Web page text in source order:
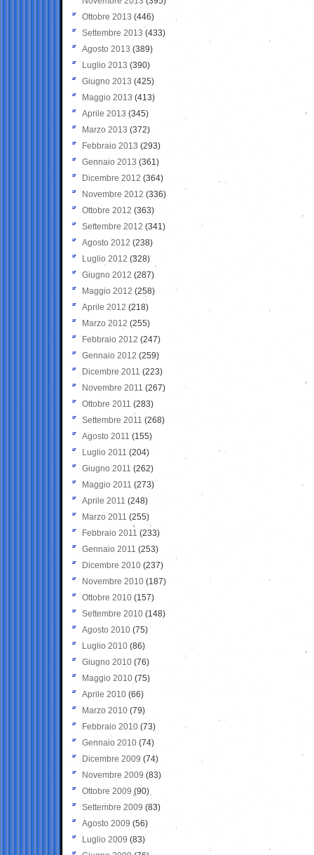
Ottobre 2013 (446)
Settembre 2013 (433)
Agosto 2013 (389)
Luglio 2013 (390)
Giugno 2013 (425)
Maggio 2013 (413)
Aprile 2013 (345)
Marzo 2013 (372)
Febbraio 2013 (293)
Gennaio 2013 (361)
Dicembre 2012 (364)
Novembre 2012 (336)
Ottobre 2012 (363)
Settembre 2012 (341)
Agosto 2012 (238)
Luglio 2012 (328)
Giugno 2012 (287)
Maggio 2012 (258)
Aprile 2012 (218)
Marzo 2012 (255)
Febbraio 2012 (247)
Gennaio 2012 (259)
Dicembre 2011 (223)
Novembre 2011 (267)
Ottobre 2011 (283)
Settembre 2011 (268)
Agosto 2011 (155)
Luglio 2011 (204)
Giugno 2011 (262)
Maggio 2011 (273)
Aprile 2011 (248)
Marzo 2011 (255)
Febbraio 2011 (233)
Gennaio 2011 (253)
Dicembre 2010 (237)
Novembre 2010 (187)
Ottobre 2010 (157)
Settembre 2010 (148)
Agosto 2010 (75)
Luglio 2010 (86)
Giugno 2010 (76)
Maggio 2010 (75)
Aprile 2010 (66)
Marzo 2010 (79)
Febbraio 2010 (73)
Gennaio 2010 (74)
Dicembre 2009 (74)
Novembre 2009 (83)
Ottobre 2009 (90)
Settembre 2009 (83)
Agosto 2009 (56)
Luglio 2009 (83)